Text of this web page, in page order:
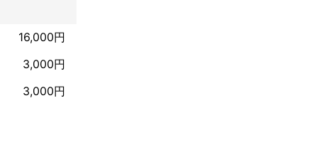
る事が出来ま
16,000円
3,000円
3,000円